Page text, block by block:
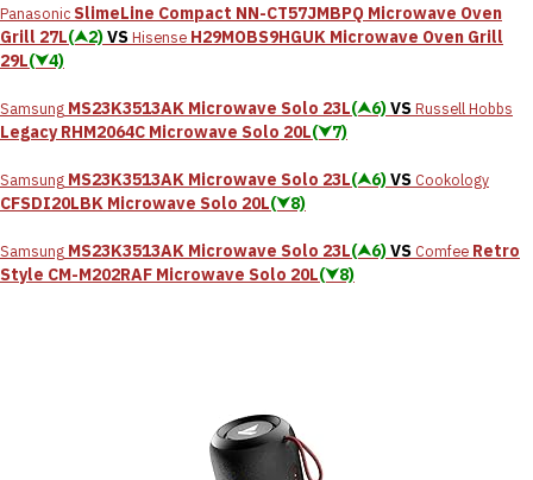
Panasonic SlimeLine Compact NN-CT57JMBPQ Microwave Oven
Grill 27L(⮝2)VSHisense H29MOBS9HGUK Microwave Oven Grill
29L(⮟4)
Samsung MS23K3513AK Microwave Solo 23L(⮝6)VSRussell Hobbs
Legacy RHM2064C Microwave Solo 20L(⮟7)
Samsung MS23K3513AK Microwave Solo 23L(⮝6)VS Cookology
CFSDI20LBK Microwave Solo 20L(⮟8)
Samsung MS23K3513AK Microwave Solo 23L(⮝6)VS Comfee Retro
Style CM-M202RAF Microwave Solo 20L(⮟8)